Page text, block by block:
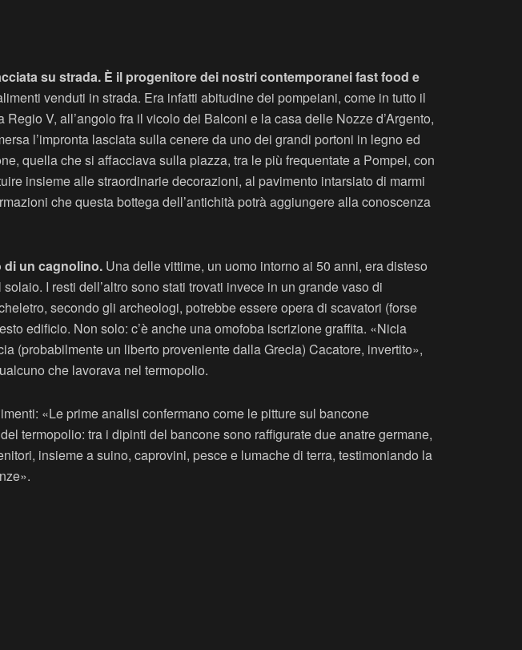
su strada. È il progenitore dei nostri contemporanei fast food e
venduti in strada. Era infatti abitudine dei pompeiani, come in tutto il
V, all’angolo fra il vicolo dei Balconi e la casa delle Nozze d’Argento,
l’impronta lasciata sulla cenere da uno dei grandi portoni in legno ed
quella che si affacciava sulla piazza, tra le più frequentate a Pompei, con
insieme alle straordinarie decorazioni, al pavimento intarsiato di marmi
che questa bottega dell’antichità potrà aggiungere alla conoscenza
di un cagnolino. Una delle vittime, un uomo intorno ai 50 anni, era disteso
I resti dell’altro sono stati trovati invece in un grande vaso di
secondo gli archeologi, potrebbe essere opera di scavatori (forse
edificio. Non solo: c’è anche una omofoba iscrizione graffita. «Nicia
(probabilmente un liberto proveniente dalla Grecia) Cacatore, invertito»,
che lavorava nel termopolio.
«Le prime analisi confermano come le pitture sul bancone
termopolio: tra i dipinti del bancone sono raffigurate due anatre germane,
insieme a suino, caprovini, pesce e lumache di terra, testimoniando la